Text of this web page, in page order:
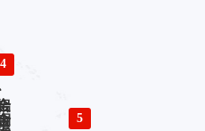
4
合金零件精密加工 5